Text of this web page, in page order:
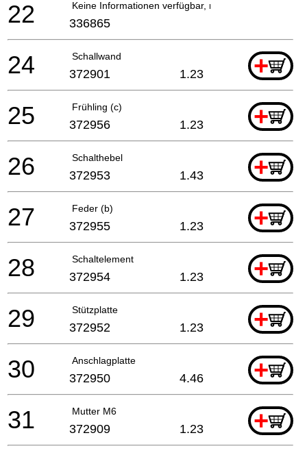
Keine Informationen verfügbar, nicht bestellbar
22 336865
Schallwand +
24 372901 1.23
Frühling (c) +
25 372956 1.23
Schalthebel +
26 372953 1.43
Feder (b) +
27 372955 1.23
Schaltelement +
28 372954 1.23
Stützplatte +
29 372952 1.23
Anschlagplatte +
30 372950 4.46
Mutter M6 +
31 372909 1.23